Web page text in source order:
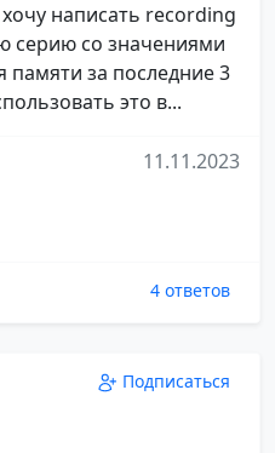
написать recording
серию со значениями
памяти за последние 3
это в...
11.11.2023
4 ответов
Подписаться